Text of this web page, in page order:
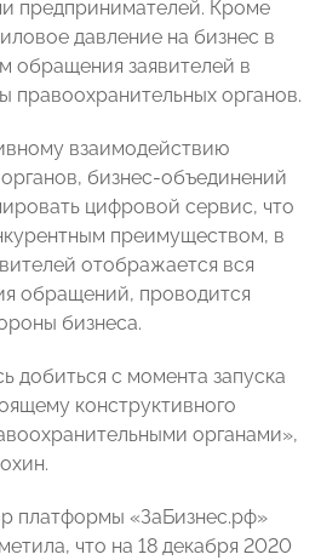
предпринимателей. Кроме
давление на бизнес в
обращения заявителей в
правоохранительных органов.
взаимодействию
бизнес-объединений
цифровой сервис, что
преимуществом, в
отображается вся
обращений, проводится
бизнеса.
добиться с момента запуска
конструктивного
органами»,
платформы «ЗаБизнес.рф»
что на 18 декабря 2020